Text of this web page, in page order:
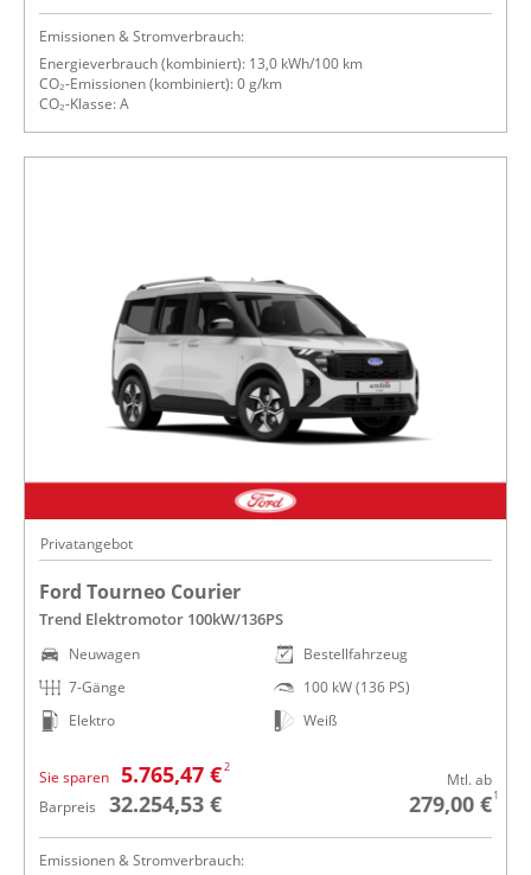
Emissionen & Stromverbrauch:
Energieverbrauch (kombiniert): 13,0 kWh/100 km
CO₂-Emissionen (kombiniert): 0 g/km
CO₂-Klasse: A
Privatangebot
Ford Tourneo Courier
Trend Elektromotor 100kW/136PS
Neuwagen
7-Gänge
Elektro
Bestellfahrzeug
100 kW (136 PS)
Weiß
Sie sparen 5.765,47 €2
Barpreis 32.254,53 €
Mtl. ab
279,00 €1
Emissionen & Stromverbrauch: